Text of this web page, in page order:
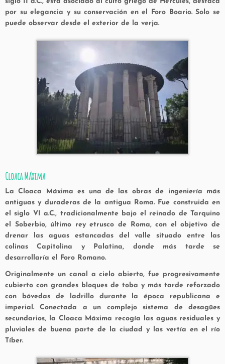
por su elegancia y su conservación en el Foro Boario. Solo se
puede observar desde el exterior de la verja.
Cloaca Máxima
LaCloaca Máxima es una de las obras de ingeniería más
antiguas y duraderas de la antigua Roma. Fue construida en
el siglo VI a.C., tradicionalmente bajo el reinado de Tarquino
el Soberbio, último rey etrusco de Roma, con el objetivo de
drenar las aguas estancadas del valle situado entre las
colinas Capitolina y Palatina, donde más tarde se
desarrollaría el Foro Romano.
Originalmente un canal a cielo abierto, fue progresivamente
cubierto con grandes bloques de toba y más tarde reforzado
con bóvedas de ladrillo durante la época republicana e
imperial. Conectada a un complejo sistema de desagües
secundarios, la Cloaca Máxima recogía las aguas residuales y
pluviales de buena parte de la ciudad y las vertía en el río
Tíber.